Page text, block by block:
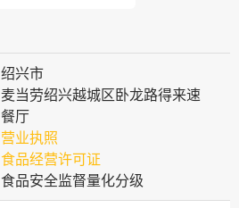
绍兴市
麦当劳绍兴越城区卧龙路得来速
餐厅
营业执照
食品经营许可证
食品安全监督量化分级